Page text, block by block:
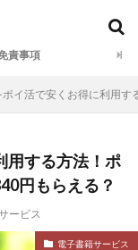
責事項
ポイ活で安くお得に利用
用する方法！ポ
円もらえる？
ービス
電子書籍サービス